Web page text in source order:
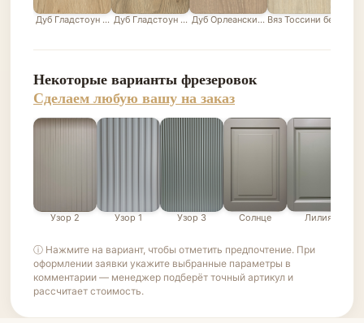
Дуб Гладстоун песочныйДуб Гладстоун серо-бежевыйДуб Орлеанский песочно-бежевый
Вяз Тоссини белый
Некоторые варианты фрезеровок
Сделаем любую вашу на заказ
Узор 2 Узор 1 Узор 3 Солнце Лилия
ⓘ Нажмите на вариант, чтобы отметить предпочтение. При
оформлении заявки укажите выбранные параметры в
комментарии — менеджер подберёт точный артикул и
рассчитает стоимость.